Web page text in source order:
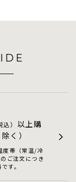
込） 以上購
く）
度帯（常温/冷
ご注文につき
す。